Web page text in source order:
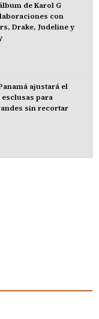
de Karol G
con
Drake, Judeline y
ajustará el
esclusas para
sin recortar